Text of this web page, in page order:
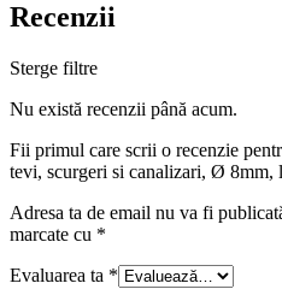
Recenzii
Sterge filtre
Nu există recenzii până acum.
Fii primul care scrii o recenzie
tevi, scurgeri si canalizari, Ø 8mm,
Adresa ta de email nu va fi
marcate cu *
Evaluarea ta *